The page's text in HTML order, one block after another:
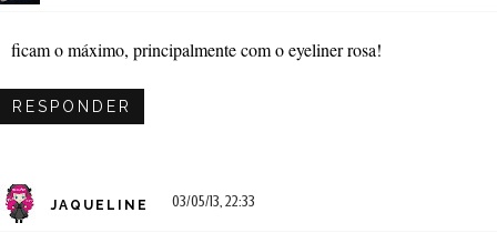
ficam o máximo, principalmente com o eyeliner rosa!
RESPONDER
JAQUELINE 03/05/13, 22:33